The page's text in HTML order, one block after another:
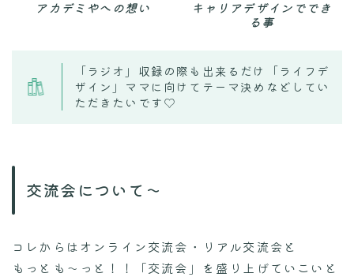
アカデミやへの想い
キャリアデザインででき
る事
「ラジオ」収録の際も出来るだけ「ライフデ
ザイン」ママに向けてテーマ決めなどしてい
ただきたいです♡
交流会について〜
コレからはオンライン交流会・リアル交流会と
もっとも〜っと！！「交流会」を盛り上げていこいと